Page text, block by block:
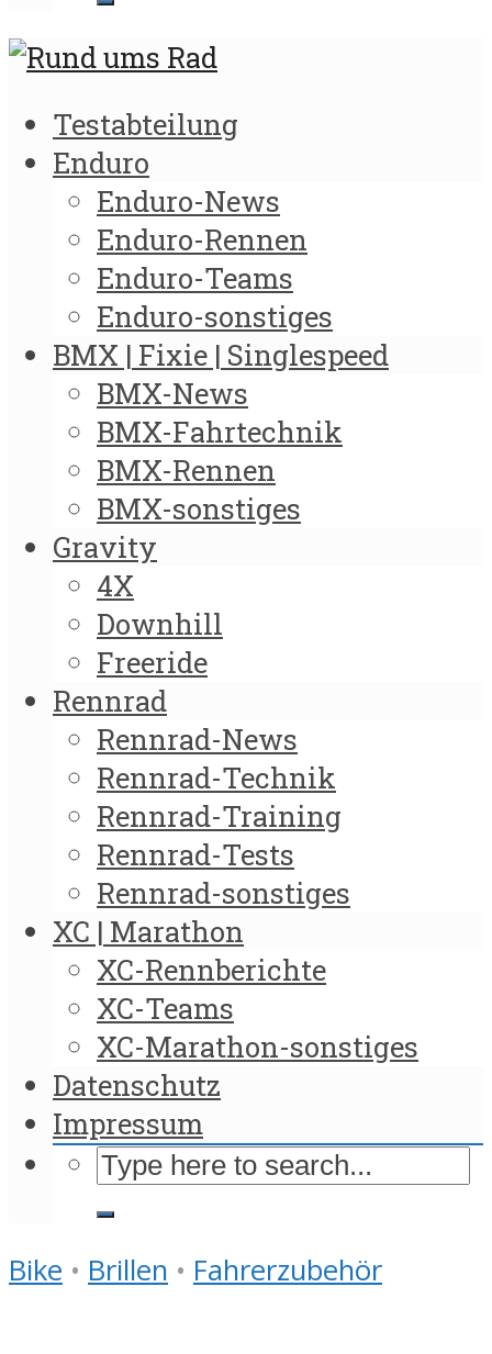
Testabteilung
Enduro
Enduro-News
Enduro-Rennen
Enduro-Teams
Enduro-sonstiges
BMX | Fixie | Singlespeed
BMX-News
BMX-Fahrtechnik
BMX-Rennen
BMX-sonstiges
Gravity
4X
Downhill
Freeride
Rennrad
Rennrad-News
Rennrad-Technik
Rennrad-Training
Rennrad-Tests
Rennrad-sonstiges
XC | Marathon
XC-Rennberichte
XC-Teams
XC-Marathon-sonstiges
Datenschutz
Impressum
Bike • Brillen • Fahrerzubehör